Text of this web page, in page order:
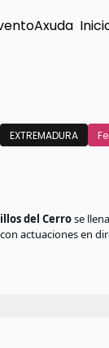
Axuda
EXTREMADURA
del Cerrose
actuaciones en